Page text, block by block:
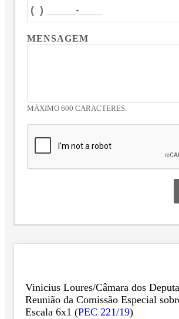
MENSAGEM
MÁXIMO 600 CARACTERES.
Vinicius Loures/Câmara dos
Reunião da Comissão Especial
Escala 6x1 (PEC 221/19)